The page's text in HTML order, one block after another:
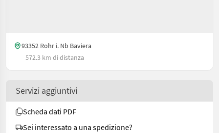
93352 Rohr i. Nb Baviera
572.3 km di distanza
Servizi aggiuntivi
Scheda dati PDF
Sei interessato a una spedizione?